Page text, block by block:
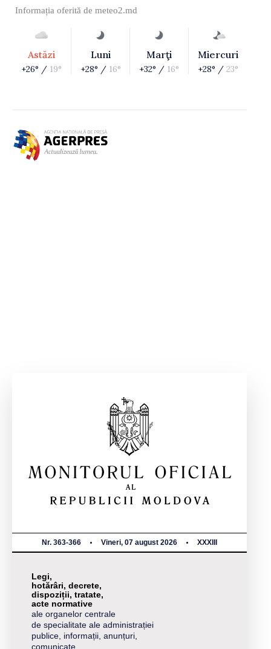
Informația oferită de meteo2.md
Astăzi
+26° / 19°
Luni
+28° / 16°
Marţi
+32° / 16°
Miercuri
+28° / 23°
Nr. 363-366 Vineri, 07 august 2026 XXXIII
Legi,
hotărâri, decrete,
dispoziții, tratate,
acte normative
ale organelor centrale
de specialitate ale administrației
publice, informații, anunțuri,
comunicate